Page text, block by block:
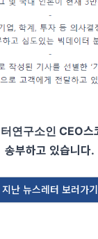
연구소인 CEO스
송부하고 있습니다.
지난 뉴스레터 보러가기